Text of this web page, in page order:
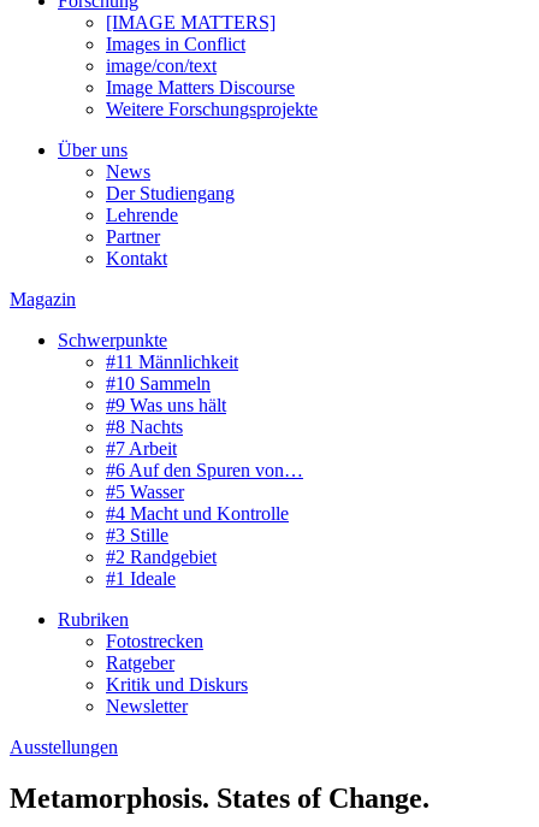
[IMAGE MATTERS]
Images in Conflict
image/con/text
Image Matters Discourse
Weitere Forschungsprojekte
Über uns
News
Der Studiengang
Lehrende
Partner
Kontakt
Magazin
Schwerpunkte
#11 Männlichkeit
#10 Sammeln
#9 Was uns hält
#8 Nachts
#7 Arbeit
#6 Auf den Spuren von…
#5 Wasser
#4 Macht und Kontrolle
#3 Stille
#2 Randgebiet
#1 Ideale
Rubriken
Fotostrecken
Ratgeber
Kritik und Diskurs
Newsletter
Ausstellungen
Metamorphosis. States of Change.